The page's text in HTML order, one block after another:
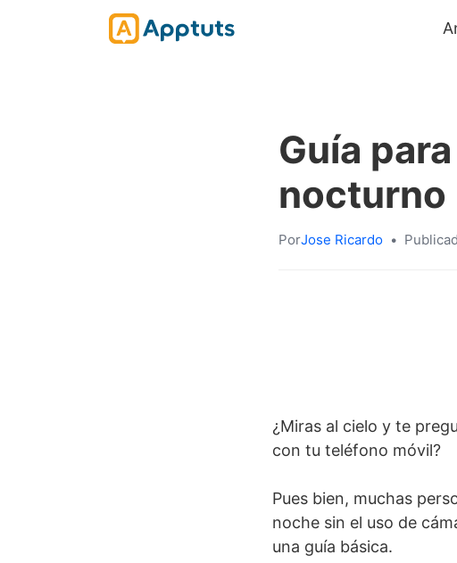
Guía
nocturno
PorJose Ricardo •
¿Miras al cielo y te
con tu teléfono móvil?
Pues bien, muchas
noche sin el uso de
una guía básica.